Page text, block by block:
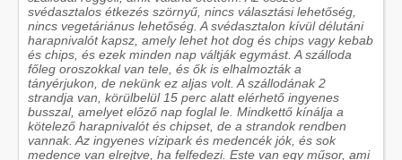
svédasztalos étkezés szörnyű, nincs választási lehetőség,
nincs vegetáriánus lehetőség. A svédasztalon kívül délutáni
harapnivalót kapsz, amely lehet hot dog és chips vagy kebab
és chips, és ezek minden nap váltják egymást. A szálloda
főleg oroszokkal van tele, és ők is elhalmozták a
tányérjukon, de nekünk ez aljas volt. A szállodának 2
strandja van, körülbelül 15 perc alatt elérhető ingyenes
busszal, amelyet előző nap foglal le. Mindkettő kínálja a
kötelező harapnivalót és chipset, de a strandok rendben
vannak. Az ingyenes vízipark és medencék jók, és sok
medence van elrejtve, ha felfedezi. Este van egy műsor, ami